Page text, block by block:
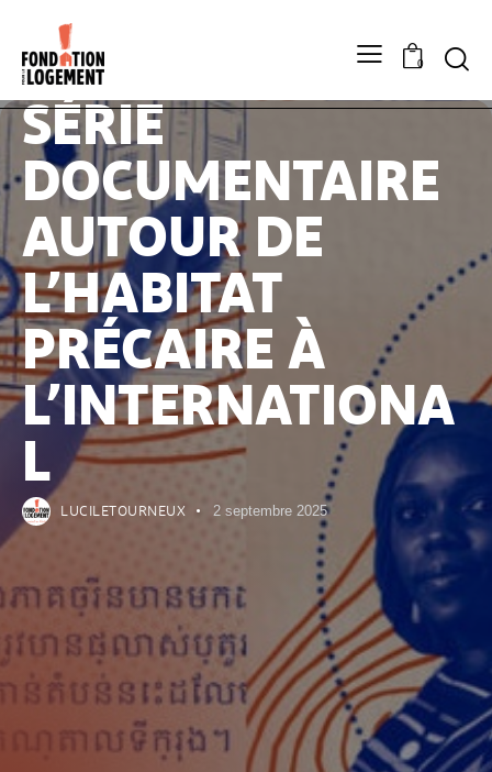
0
MONDE » : UNE
SÉRIE
DOCUMENTAIRE
AUTOUR DE
L’HABITAT
PRÉCAIRE À
L’INTERNATIONA
L
LUCILETOURNEUX 2 septembre 2025